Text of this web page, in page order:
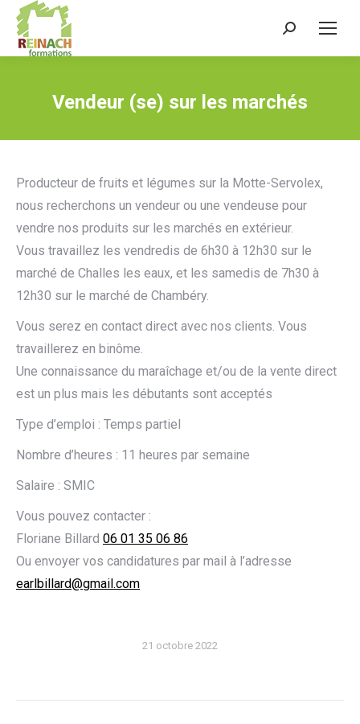
Recherche
:
Vendeur (se) sur les marchés
Producteur de fruits et légumes sur la Motte-Servolex,
nous recherchons un vendeur ou une vendeuse pour
vendre nos produits sur les marchés en extérieur.
Vous travaillez les vendredis de 6h30 à 12h30 sur le
marché de Challes les eaux, et les samedis de 7h30 à
12h30 sur le marché de Chambéry.
Vous serez en contact direct avec nos clients. Vous
travaillerez en binôme.
Une connaissance du maraîchage et/ou de la vente direct
est un plus mais les débutants sont acceptés
Type d’emploi : Temps partiel
Nombre d’heures : 11 heures par semaine
Salaire : SMIC
Vous pouvez contacter :
Floriane Billard 06 01 35 06 86
Ou envoyer vos candidatures par mail à l’adresse
earlbillard@gmail.com
21 octobre 2022